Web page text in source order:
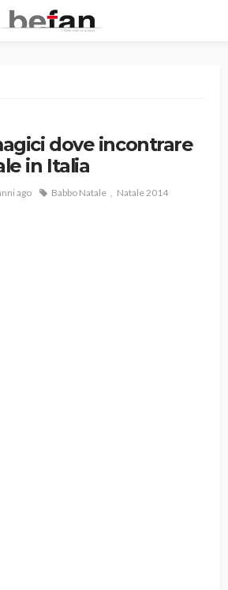
dove incontrare
in Italia
ago Babbo Natale Natale 2014